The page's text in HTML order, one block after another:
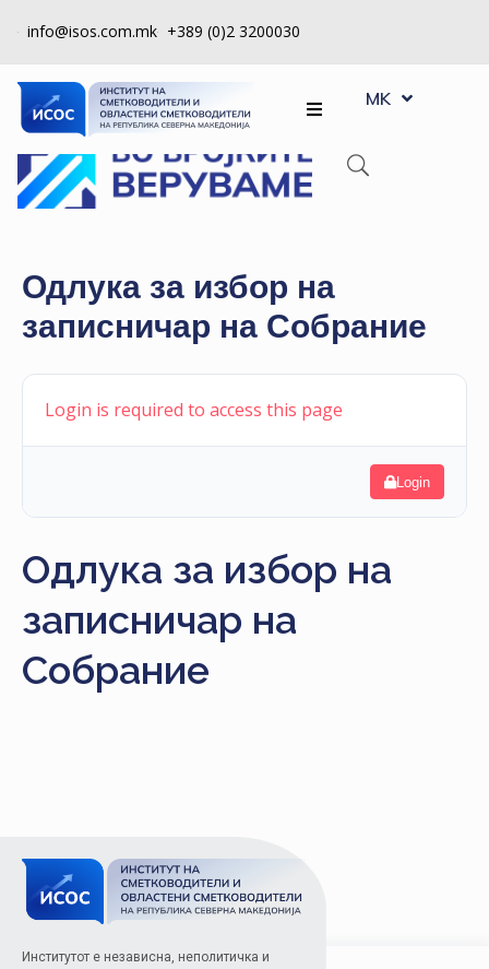
info@isos.com.mk +389 (0)2 3200030
ЗА
НАС
РЕГИСТРИ
НА
КВАЛИТЕТ
КАКО
СТАНАМ
ЧЛЕН
ЗА
ЧЛЕНОВИ
АЖУРИРАЈ
MK
SQ
Одлука за избор на
записничар на Собрание
Login is required to access this page
Login
Одлука за избор на
записничар на
Собрание
Институтот е независна, неполитичка и